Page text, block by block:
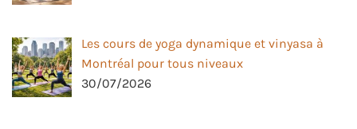
Les cours de yoga dynamique et vinyasa à
Montréal pour tous niveaux
30/07/2026